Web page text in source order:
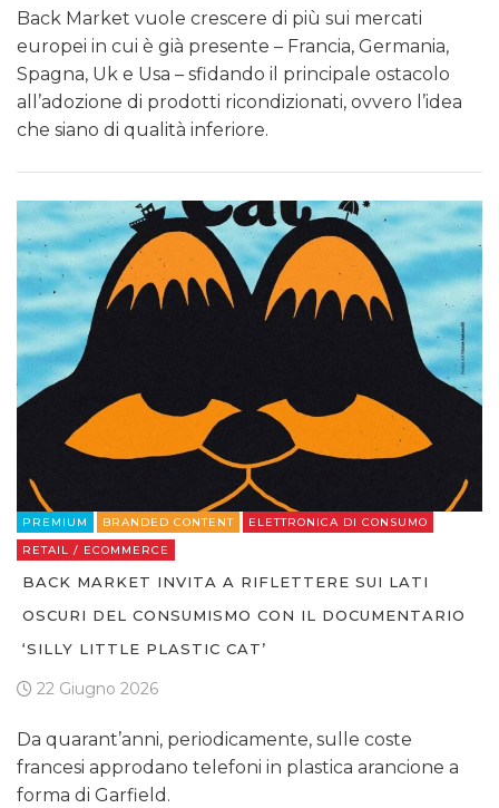
Back Market vuole crescere di più sui mercati
europei in cui è già presente – Francia, Germania,
Spagna, Uk e Usa – sfidando il principale ostacolo
all’adozione di prodotti ricondizionati, ovvero l’idea
che siano di qualità inferiore.
PREMIUM BRANDED CONTENT
ELETTRONICA DI CONSUMO
RETAIL / ECOMMERCE
BACK MARKET INVITA A RIFLETTERE SUI LATI
OSCURI DEL CONSUMISMO CON IL DOCUMENTARIO
‘SILLY LITTLE PLASTIC CAT’
22 Giugno 2026
Da quarant’anni, periodicamente, sulle coste
francesi approdano telefoni in plastica arancione a
forma di Garfield.